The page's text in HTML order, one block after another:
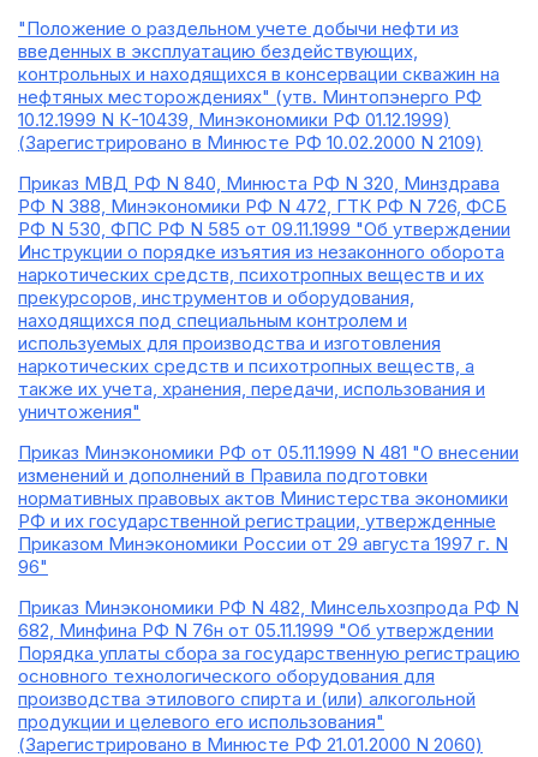
"Положение о раздельном учете добычи нефти из
введенных в эксплуатацию бездействующих,
контрольных и находящихся в консервации скважин на
нефтяных месторождениях" (утв. Минтопэнерго РФ
10.12.1999 N К-10439, Минэкономики РФ 01.12.1999)
(Зарегистрировано в Минюсте РФ 10.02.2000 N 2109)
Приказ МВД РФ N 840, Минюста РФ N 320, Минздрава
РФ N 388, Минэкономики РФ N 472, ГТК РФ N 726, ФСБ
РФ N 530, ФПС РФ N 585 от 09.11.1999 "Об утверждении
Инструкции о порядке изъятия из незаконного оборота
наркотических средств, психотропных веществ и их
прекурсоров, инструментов и оборудования,
находящихся под специальным контролем и
используемых для производства и изготовления
наркотических средств и психотропных веществ, а
также их учета, хранения, передачи, использования и
уничтожения"
Приказ Минэкономики РФ от 05.11.1999 N 481 "О внесении
изменений и дополнений в Правила подготовки
нормативных правовых актов Министерства экономики
РФ и их государственной регистрации, утвержденные
Приказом Минэкономики России от 29 августа 1997 г. N
96"
Приказ Минэкономики РФ N 482, Минсельхозпрода РФ N
682, Минфина РФ N 76н от 05.11.1999 "Об утверждении
Порядка уплаты сбора за государственную регистрацию
основного технологического оборудования для
производства этилового спирта и (или) алкогольной
продукции и целевого его использования"
(Зарегистрировано в Минюсте РФ 21.01.2000 N 2060)